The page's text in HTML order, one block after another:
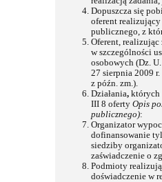
Dopuszcza się
oferent
publicznego, z
Oferent, realizując
w szczególności
osobowych (Dz.
27 sierpnia 2009
z późn. zm.).
Działania, których
III 8 oferty Opis
publicznego):
Organizator
dofinansowanie
siedziby
zaświadczenie o
Podmioty
doświadczenie w